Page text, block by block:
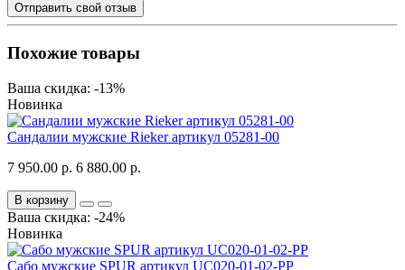
Отправить свой отзыв
Похожие товары
Ваша скидка: -13%
Новинка
Сандалии мужские Rieker артикул 05281-00
7 950.00 р. 6 880.00 р.
В корзину
Ваша скидка: -24%
Новинка
Сабо мужские SPUR артикул UC020-01-02-PP